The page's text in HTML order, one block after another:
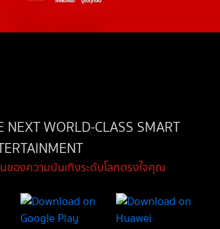
NEXT WORLD-CLASS SMART
ของความบันเทิงระดับโลกตรงใจคุณ